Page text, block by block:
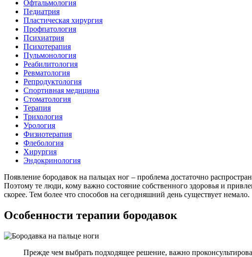
Офтальмология
Педиатрия
Пластическая хирургия
Профпатология
Психиатрия
Психотерапия
Пульмонология
Реабилитология
Ревматология
Репродуктология
Спортивная медицина
Стоматология
Терапия
Трихология
Урология
Физиотерапия
Флебология
Хирургия
Эндокринология
Появление бородавок на пальцах ног – проблема достаточно
Поэтому те люди, кому важно состояние собственного здоровья и
скорее. Тем более что способов на сегодняшний день существует немало.
Особенности терапии бородавок
Прежде чем выбрать подходящее решение, важно